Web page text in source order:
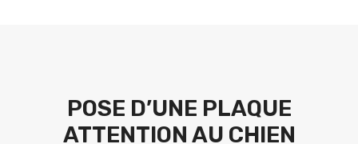
POSE D’UNE PLAQUE
ATTENTION AU CHIEN